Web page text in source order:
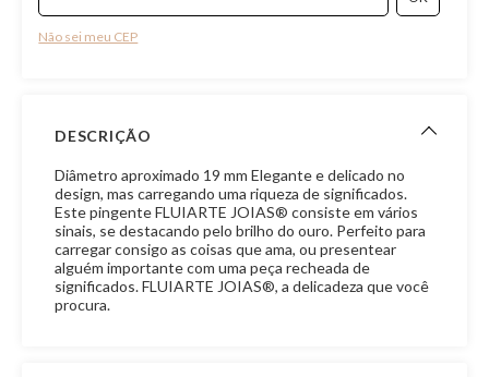
Não sei meu CEP
DESCRIÇÃO
Diâmetro aproximado 19 mm Elegante e delicado no
design, mas carregando uma riqueza de significados.
Este pingente FLUIARTE JOIAS® consiste em vários
sinais, se destacando pelo brilho do ouro. Perfeito para
carregar consigo as coisas que ama, ou presentear
alguém importante com uma peça recheada de
significados. FLUIARTE JOIAS®, a delicadeza que você
procura.